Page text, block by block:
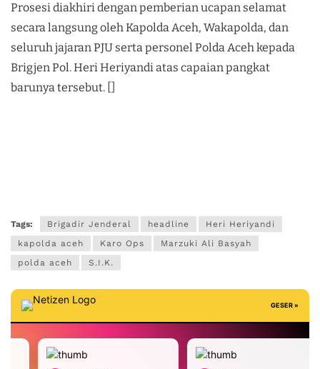
Prosesi diakhiri dengan pemberian ucapan selamat
secara langsung oleh Kapolda Aceh, Wakapolda, dan
seluruh jajaran PJU serta personel Polda Aceh kepada
Brigjen Pol. Heri Heriyandi atas capaian pangkat
barunya tersebut. []
Tags: Brigadir Jenderal headline
Heri Heriyandi
kapolda aceh
Karo Ops
Marzuki Ali Basyah
polda aceh
S.I.K.
GESER »